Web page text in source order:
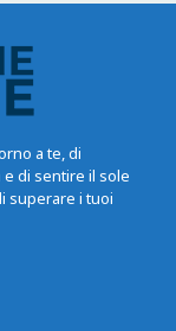
a te, di
di sentire il sole
superare i tuoi